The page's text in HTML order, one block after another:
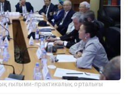
ғылыми-практикалық орталығы